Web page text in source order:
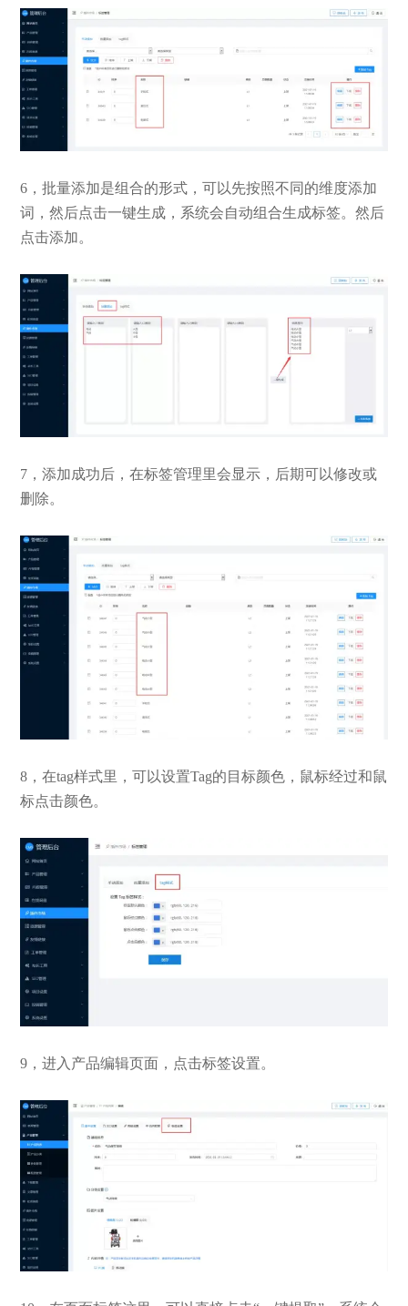
6，批量添加是组合的形式，可以先按照不同的维度添加
词，然后点击一键生成，系统会自动组合生成标签。然后
点击添加。
7，添加成功后，在标签管理里会显示，后期可以修改或
删除。
8，在tag样式里，可以设置Tag的目标颜色，鼠标经过和鼠
标点击颜色。
9，进入产品编辑页面，点击标签设置。